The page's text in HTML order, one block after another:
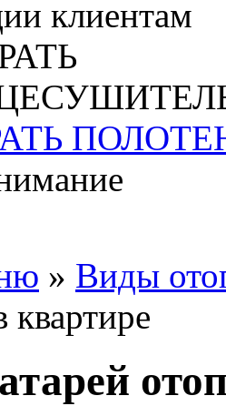
клиентам
» Виды
квартире